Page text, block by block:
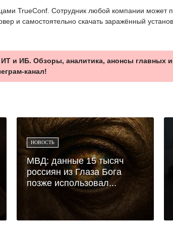
TrueConf. Сотрудник любой компании может
и самостоятельно скачать заражённый
и ИБ. Обзоры, аналитика, анонсы главных
канал!
НОВОСТЬ
МВД: данные 15 тысяч
россиян из Глаза Бога
позже использовал...